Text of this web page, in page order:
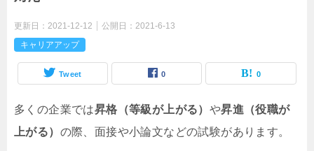
更新日： 2021-12-12 公開日： 2021-6-13
キャリアアップ
Tweet 0 0
多くの企業では昇格（等級が上がる） や昇進（役職が
上がる） の際、面接や小論文などの試験があります。